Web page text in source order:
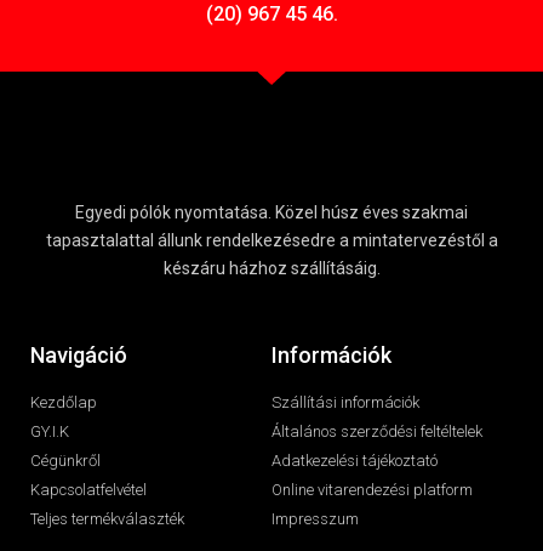
(20) 967 45 46.
Egyedi pólók nyomtatása. Közel húsz éves szakmai
tapasztalattal állunk rendelkezésedre a mintatervezéstől a
készáru házhoz szállításáig.
Navigáció
Kezdőlap
GY.I.K
Cégünkről
Kapcsolatfelvétel
Teljes termékválaszték
Információk
Szállítási információk
Általános szerződési feltéltelek
Adatkezelési tájékoztató
Online vitarendezési platform
Impresszum